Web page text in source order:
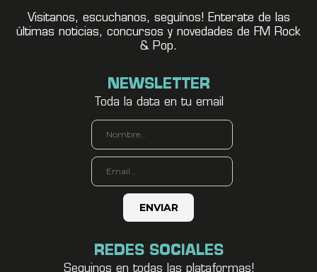
Visitanos, escuchanos, seguínos! Enterate de las
últimas noticias, concursos y novedades de FM Rock
& Pop.
NEWSLETTER
Toda la data en tu email
REDES SOCIALES
Seguinos en todas las plataformas!